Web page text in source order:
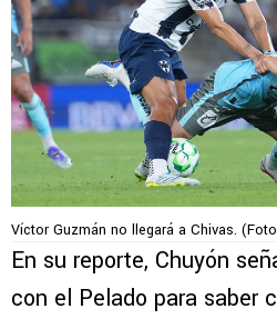
Víctor Guzmán no llegará a Chivas.
En su reporte, Chuyón
con el Pelado para saber